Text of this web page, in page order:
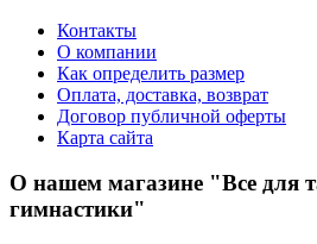
Контакты
О компании
Как определить размер
Оплата, доставка, возврат
Договор публичной оферты
Карта сайта
О нашем магазине "Все для
гимнастики"